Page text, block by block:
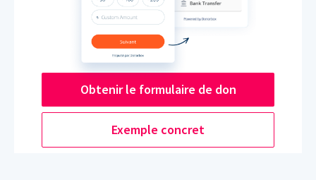
Obtenir le formulaire de don
Exemple concret